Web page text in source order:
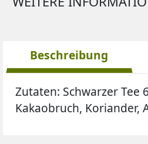
Beschreibung
Zutaten: Schwarzer Tee
Kakaobruch, Koriander,